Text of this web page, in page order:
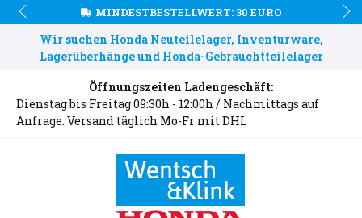
MINDESTBESTELLWERT: 30 EURO
Wir suchen Honda Neuteilelager, Inventurware,
Lagerüberhänge und Honda-Gebrauchtteilelager
Öffnungszeiten Ladengeschäft:
Dienstag bis Freitag 09:30h - 12:00h / Nachmittags auf
Anfrage. Versand täglich Mo-Fr mit DHL